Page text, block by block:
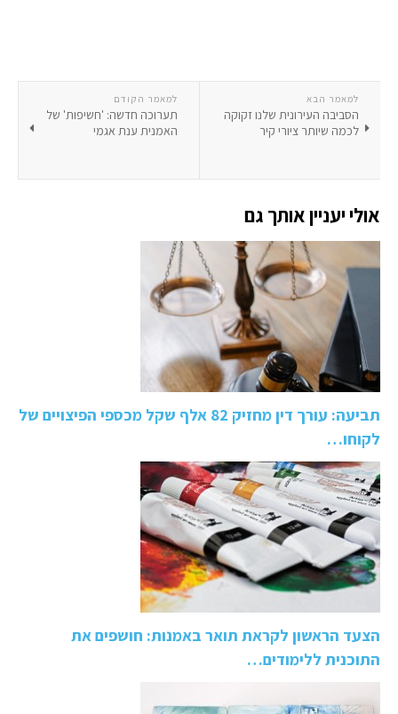
למאמר הקודם
תערוכה חדשה: 'חשיפות' של
האמנית ענת אגמי
למאמר הבא
הסביבה העירונית שלנו זקוקה
לכמה שיותר ציורי קיר
אולי יעניין אותך גם
תביעה: עורך דין מחזיק 82 אלף שקל מכספי הפיצויים של
לקוחו…
הצעד הראשון לקראת תואר באמנות: חושפים את
התוכנית ללימודים…